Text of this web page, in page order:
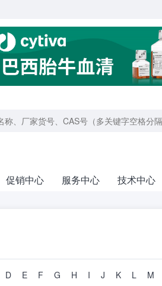
促销中心 服务中心 技术中心
D E F G H I J K L M